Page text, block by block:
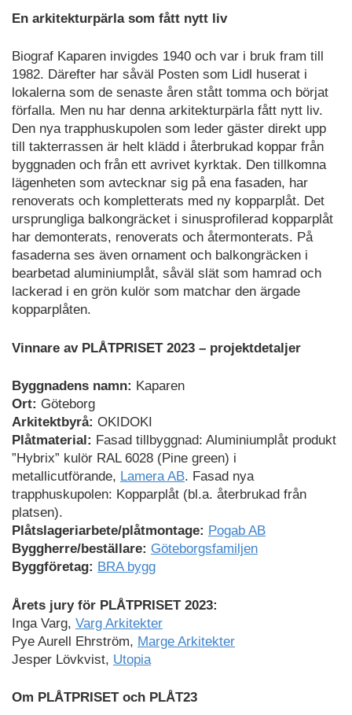
En arkitekturpärla som fått nytt liv
Biograf Kaparen invigdes 1940 och var i bruk fram till
1982. Därefter har såväl Posten som Lidl huserat i
lokalerna som de senaste åren stått tomma och börjat
förfalla. Men nu har denna arkitekturpärla fått nytt liv.
Den nya trapphuskupolen som leder gäster direkt upp
till takterrassen är helt klädd i återbrukad koppar från
byggnaden och från ett avrivet kyrktak. Den tillkomna
lägenheten som avtecknar sig på ena fasaden, har
renoverats och kompletterats med ny kopparplåt. Det
ursprungliga balkongräcket i sinusprofilerad kopparplåt
har demonterats, renoverats och återmonterats. På
fasaderna ses även ornament och balkongräcken i
bearbetad aluminiumplåt, såväl slät som hamrad och
lackerad i en grön kulör som matchar den ärgade
kopparplåten.
Vinnare av PLÅTPRISET 2023 – projektdetaljer
Byggnadens namn: Kaparen
Ort: Göteborg
Arkitektbyrå: OKIDOKI
Plåtmaterial: Fasad tillbyggnad: Aluminiumplåt produkt
”Hybrix” kulör RAL 6028 (Pine green) i
metallicutförande, Lamera AB. Fasad nya
trapphuskupolen: Kopparplåt (bl.a. återbrukad från
platsen).
Plåtslageriarbete/plåtmontage: Pogab AB
Byggherre/beställare: Göteborgsfamiljen
Byggföretag: BRA bygg
Årets jury för PLÅTPRISET 2023:
Inga Varg, Varg Arkitekter
Pye Aurell Ehrström, Marge Arkitekter
Jesper Lövkvist, Utopia
Om PLÅTPRISET och PLÅT23